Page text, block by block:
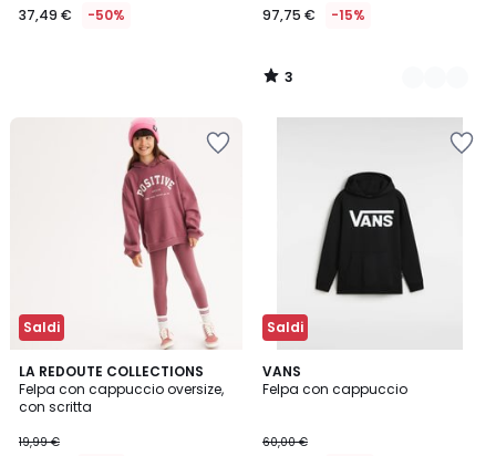
37,49 € -50% 97,75 € -15%
3
/
Saldi
LA REDOUTE COLLECTIONS
Felpa con cappuccio oversize,
con scritta
19,99 €
4,7
/ 5
Saldi
VANS
Felpa con cappuccio
60,00 €
1
/
2
Colori